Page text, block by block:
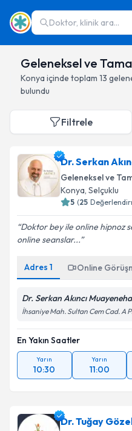
Doktor, klinik ara...
Geleneksel ve
Konya içinde toplam 13
bulundu
Filtrele
Dr. Serkan
Geleneksel ve
Konya, Selçuklu
5 (25
Doktor bey ile online hipnoz
online seanslar...
Adres 1 Online
Dr. Serkan Akıncı
İhsaniye Mah. Sultan Cem Cad. A
En Yakın Saatler
Yarın
10:30
Yarın
11:00
Dr. Tuğay